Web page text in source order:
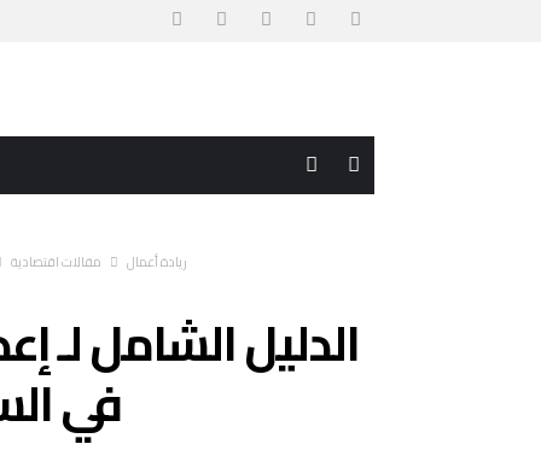
ريادة أعمال مقالات اقتصادية
الدليل الشامل لـ
في